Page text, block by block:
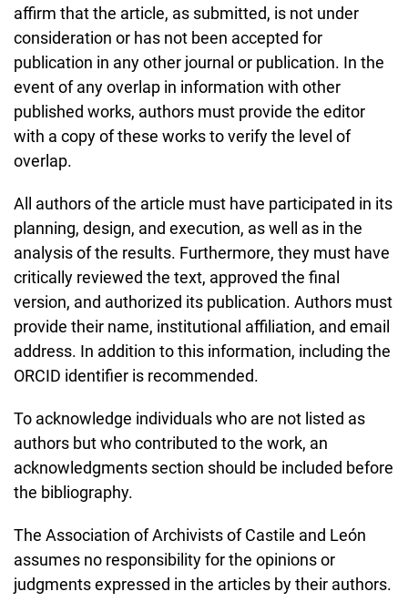
affirm that the article, as submitted, is not under
consideration or has not been accepted for
publication in any other journal or publication. In the
event of any overlap in information with other
published works, authors must provide the editor
with a copy of these works to verify the level of
overlap.
All authors of the article must have participated in its
planning, design, and execution, as well as in the
analysis of the results. Furthermore, they must have
critically reviewed the text, approved the final
version, and authorized its publication. Authors must
provide their name, institutional affiliation, and email
address. In addition to this information, including the
ORCID identifier is recommended.
To acknowledge individuals who are not listed as
authors but who contributed to the work, an
acknowledgments section should be included before
the bibliography.
The Association of Archivists of Castile and León
assumes no responsibility for the opinions or
judgments expressed in the articles by their authors.